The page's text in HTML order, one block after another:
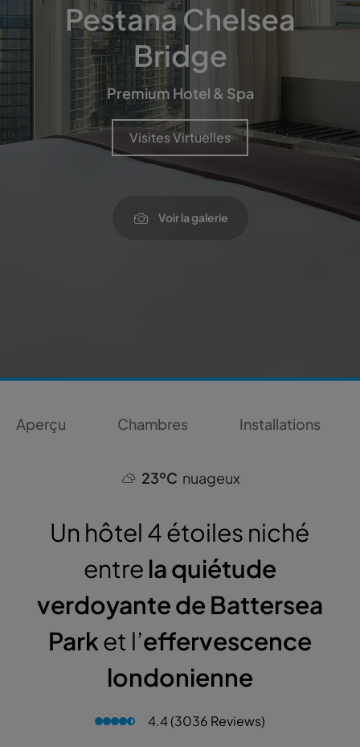
Pestana Chelsea
Bridge
Premium Hotel & Spa
Visites Virtuelles
Voir la galerie
Aperçu Chambres Installations
23ºC nuageux
Un hôtel 4 étoiles niché
entre la quiétude
verdoyante de Battersea
Parket l’effervescence
londonienne
4.4 (3036 Reviews)